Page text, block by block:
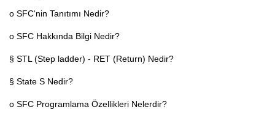
o SFC‘nin Tanıtımı Nedir?
o SFC Hakkında Bilgi Nedir?
§ STL (Step ladder) - RET (Return) Nedir?
§ State S Nedir?
o SFC Programlama Özellikleri Nelerdir?